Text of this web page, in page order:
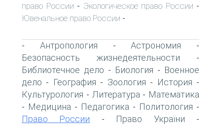
право России - Экологическое право России -
Ювенальное право России -
- Антропология -Астрономия -
Безопасность жизнедеятельности -
Библиотечное дело - Биология - Военное
дело - География - Зоология - История -
Культурология - Литература - Математика
- Медицина - Педагогика - Политология -
Право России - Право України -